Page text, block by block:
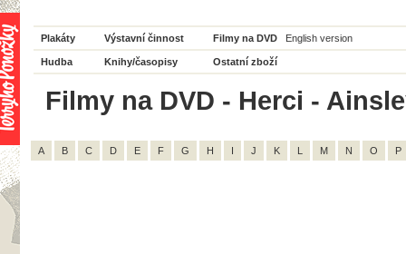
Plakáty Výstavní činnost Filmy na DVD English version
Hudba Knihy/časopisy Ostatní zboží
Filmy na DVD - Herci -
A B C D E F G H I J K L M N O P